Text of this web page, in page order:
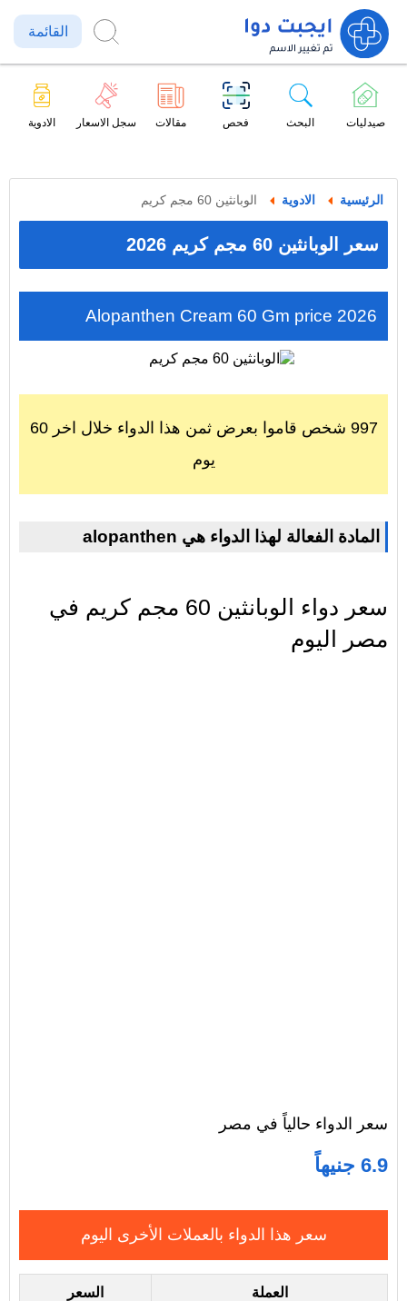
القائمة
صيدليات البحث فحص مقالات سجل الاسعار الادوية
الرئيسية الادوية الوبانثين 60 مجم كريم
سعر الوبانثين 60 مجم كريم 2026
Alopanthen Cream 60 Gm price 2026
997 شخص قاموا بعرض ثمن هذا الدواء خلال اخر 60
يوم
alopanthen المادة الفعالة لهذا الدواء هي
سعر دواء الوبانثين 60 مجم كريم في
مصر اليوم
سعر الدواء حالياً في مصر
6.9 جنيهاً
سعر هذا الدواء بالعملات الأخرى اليوم
العملة السعر